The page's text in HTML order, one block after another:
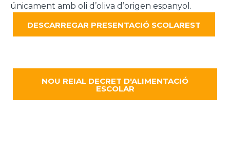
únicament amb oli d’oliva d’origen espanyol.
DESCARREGAR PRESENTACIÓ SCOLAREST
NOU REIAL DECRET D'ALIMENTACIÓ
ESCOLAR